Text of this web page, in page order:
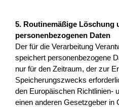
5. Routinemäßige Löschung
personenbezogenen Daten
Der für die Verarbeitung
speichert personenbezogene
nur für den Zeitraum, der zur
Speicherungszwecks
den Europäischen Richtlinien-
einen anderen Gesetzgeber in